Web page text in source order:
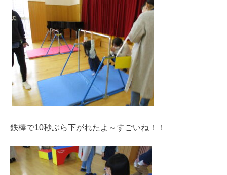
鉄棒で10秒ぶら下がれたよ～すごいね！！